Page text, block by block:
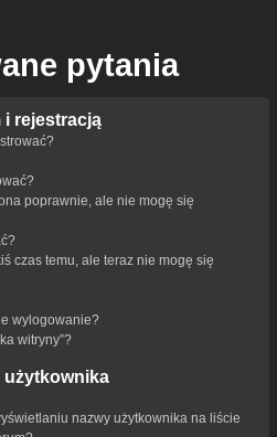
pytania
i rejestracją
poprawnie, ale nie mogę się
czas temu, ale teraz nie mogę się
wylogowanie?
witryny”?
użytkownika
nazwy użytkownika na liście